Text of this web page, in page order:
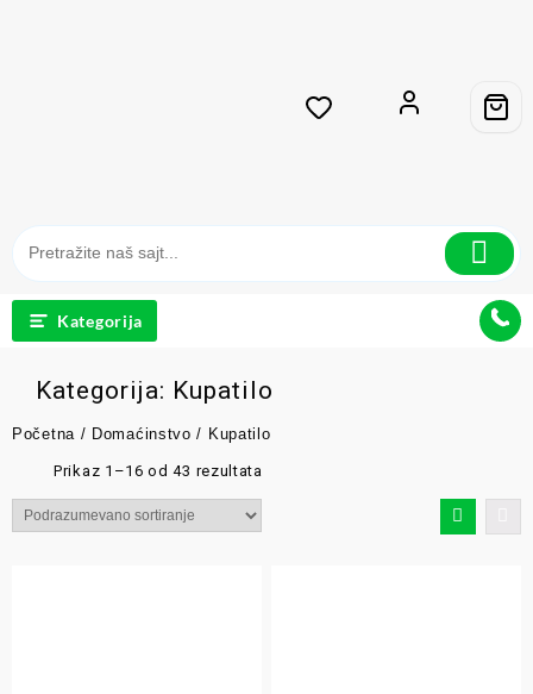
Kategorija
Kategorija: Kupatilo
Početna / Domaćinstvo / Kupatilo
Prikaz 1–16 od 43 rezultata